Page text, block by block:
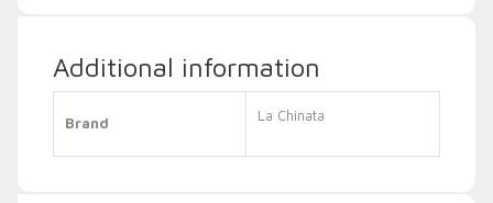
Additional information
Brand La Chinata